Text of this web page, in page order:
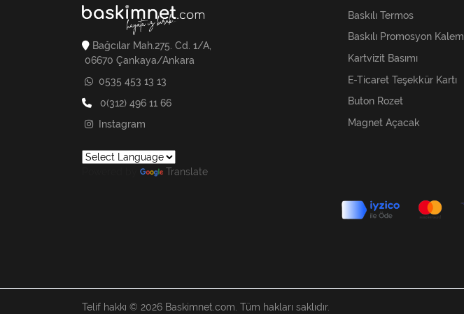
Bağcılar Mah.275. Cd. 1/A,
06670 Çankaya/Ankara
0535 453 13 13
0(312) 496 11 66
Instagram
Translate
Baskılı Termos
Baskılı Promosyon Kalem
Kartvizit Basımı
E-Ticaret Teşekkür Kartı
Buton Rozet
Magnet Açacak
Telif hakkı © 2026 Baskimnet.com. Tüm hakları saklıdır.